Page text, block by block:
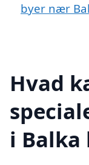
byer nær
Hvad
i